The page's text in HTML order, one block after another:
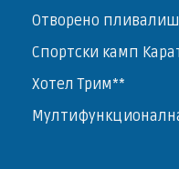
Отворено
Спортски камп
Хотел Трим**